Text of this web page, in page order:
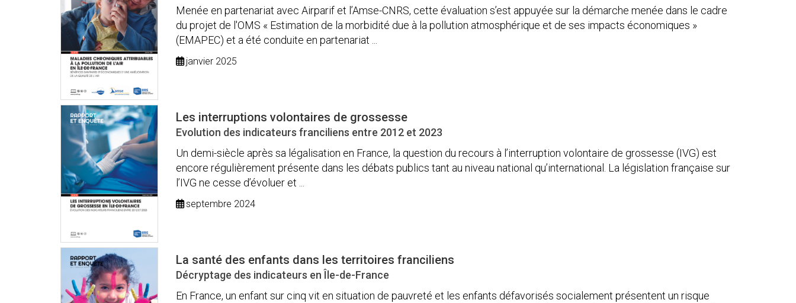
Menée en partenariat avec Airparif et l’Amse-CNRS, cette évaluation s’est appuyée sur la démarche menée dans le cadre
du projet de l'OMS « Estimation de la morbidité due à la pollution atmosphérique et de ses impacts économiques »
(EMAPEC) et a été conduite en partenariat ...
janvier 2025
Les interruptions volontaires de grossesse
Evolution des indicateurs franciliens entre 2012 et 2023
Un demi-siècle après sa légalisation en France, la question du recours à l’interruption volontaire de grossesse (IVG) est
encore régulièrement présente dans les débats publics tant au niveau national qu’international. La législation française sur
l’IVG ne cesse d’évoluer et ...
septembre 2024
La santé des enfants dans les territoires franciliens
Décryptage des indicateurs en Île-de-France
En France, un enfant sur cinq vit en situation de pauvreté et les enfants défavorisés socialement présentent un risque